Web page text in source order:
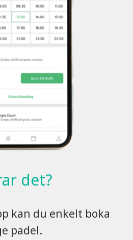
det?
kan du enkelt boka
padel.